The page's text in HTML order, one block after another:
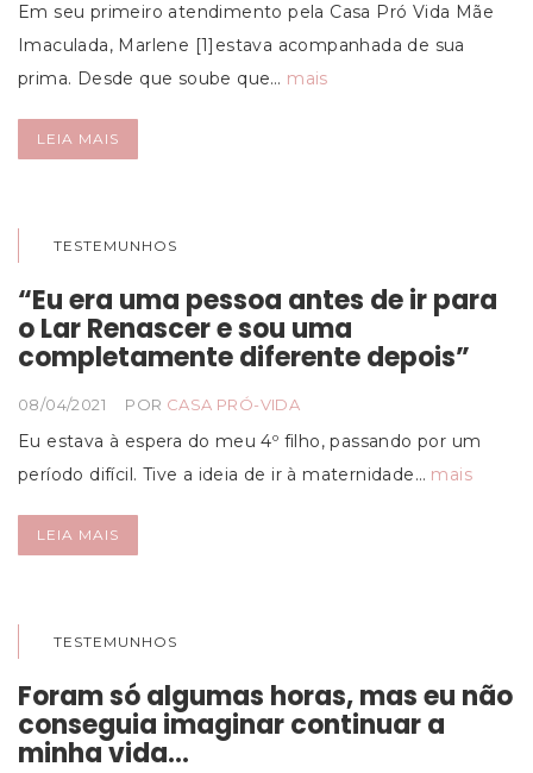
Em seu primeiro atendimento pela Casa Pró Vida Mãe
Imaculada, Marlene [1]estava acompanhada de sua
prima. Desde que soube que… mais
LEIA MAIS
TESTEMUNHOS
“Eu era uma pessoa antes de ir para
o Lar Renascer e sou uma
completamente diferente depois”
08/04/2021 POR CASA PRÓ-VIDA
Eu estava à espera do meu 4º filho, passando por um
período difícil. Tive a ideia de ir à maternidade… mais
LEIA MAIS
TESTEMUNHOS
Foram só algumas horas, mas eu não
conseguia imaginar continuar a
minha vida…